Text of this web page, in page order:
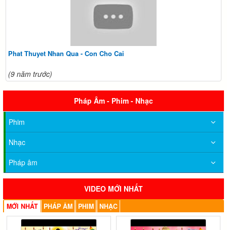
Phat Thuyet Nhan Qua - Con Cho Cai
(9 năm trước)
Pháp Âm - Phim - Nhạc
Phim
Nhạc
Pháp âm
VIDEO MỚI NHẤT
MỚI NHẤT PHÁP ÂM PHIM NHẠC